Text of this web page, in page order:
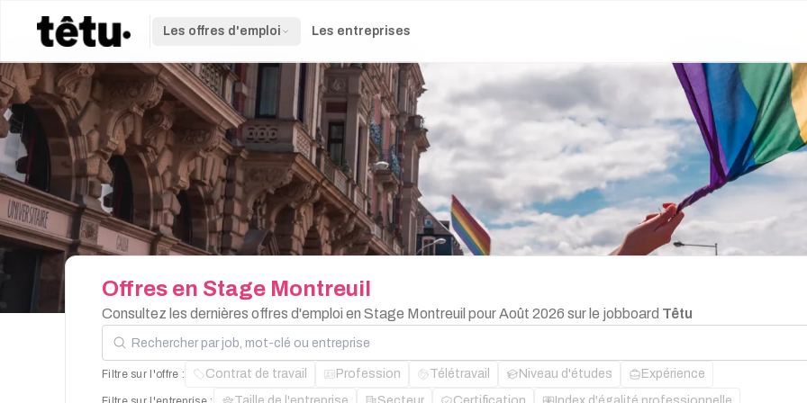
Les offres d'emploi Les entreprises
Offres en Stage Montreuil
Consultez les dernières offres d'emploi en Stage Montreuil pour Août 2026 sur le jobboard Têtu
Rechercher par job, mot-clé ou entreprise
Filtre sur l'offre : Contrat de travail Profession Télétravail Niveau d'études Expérience